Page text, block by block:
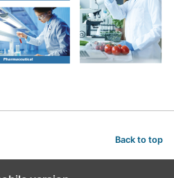
Back to top